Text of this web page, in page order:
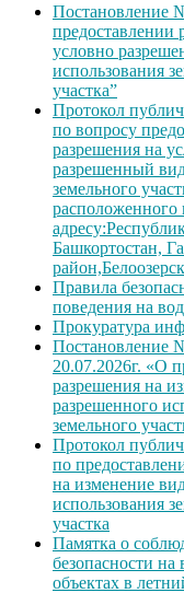
Постановление
предоставлении
условно
использования
участка”
Протокол
по вопросу
разрешения на
разрешенный
земельного
расположенного
Башкортостан,
Правила
поведения на
Прокуратура
Постановление
20.07.2026г. «О
разрешения на
разрешенного
земельного
Протокол
по
на изменение
использования
участка
Памятка о
безопасности на
объектах в